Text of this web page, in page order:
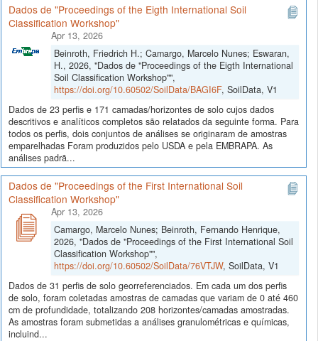
Dados de "Proceedings of the Eigth International Soil
Classification Workshop"
Apr 13, 2026
Beinroth, Friedrich H.; Camargo, Marcelo Nunes; Eswaran,
H., 2026, "Dados de "Proceedings of the Eigth International
Soil Classification Workshop"",
https://doi.org/10.60502/SoilData/BAGI6F, SoilData, V1
Dados de 23 perfis e 171 camadas/horizontes de solo cujos dados
descritivos e analíticos completos são relatados da seguinte forma. Para
todos os perfis, dois conjuntos de análises se originaram de amostras
emparelhadas Foram produzidos pelo USDA e pela EMBRAPA. As
análises padrã...
Dados de "Proceedings of the First International Soil
Classification Workshop"
Apr 13, 2026
Camargo, Marcelo Nunes; Beinroth, Fernando Henrique,
2026, "Dados de "Proceedings of the First International Soil
Classification Workshop"",
https://doi.org/10.60502/SoilData/76VTJW, SoilData, V1
Dados de 31 perfis de solo georreferenciados. Em cada um dos perfis
de solo, foram coletadas amostras de camadas que variam de 0 até 460
cm de profundidade, totalizando 208 horizontes/camadas amostradas.
As amostras foram submetidas a análises granulométricas e químicas,
incluind...